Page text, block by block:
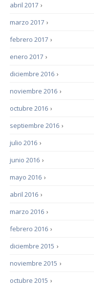
›
abril 2017
›
marzo 2017
›
febrero 2017
›
enero 2017
›
diciembre 2016
›
noviembre 2016
›
octubre 2016
›
septiembre 2016
›
julio 2016
›
junio 2016
›
mayo 2016
›
abril 2016
›
marzo 2016
›
febrero 2016
›
diciembre 2015
›
noviembre 2015
›
octubre 2015